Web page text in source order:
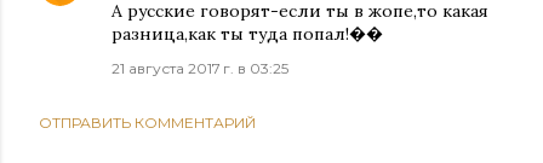
А русские говорят-если ты в жопе,то какая
разница,как ты туда попал!��
21 августа 2017 г. в 03:25
ОТПРАВИТЬ КОММЕНТАРИЙ